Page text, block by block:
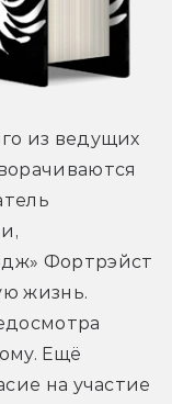
из ведущих
Фортрэйст
жизнь.
Ещё
на участие